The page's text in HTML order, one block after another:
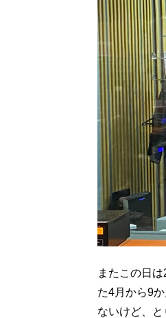
またこの日
た4月から9
ないけど、